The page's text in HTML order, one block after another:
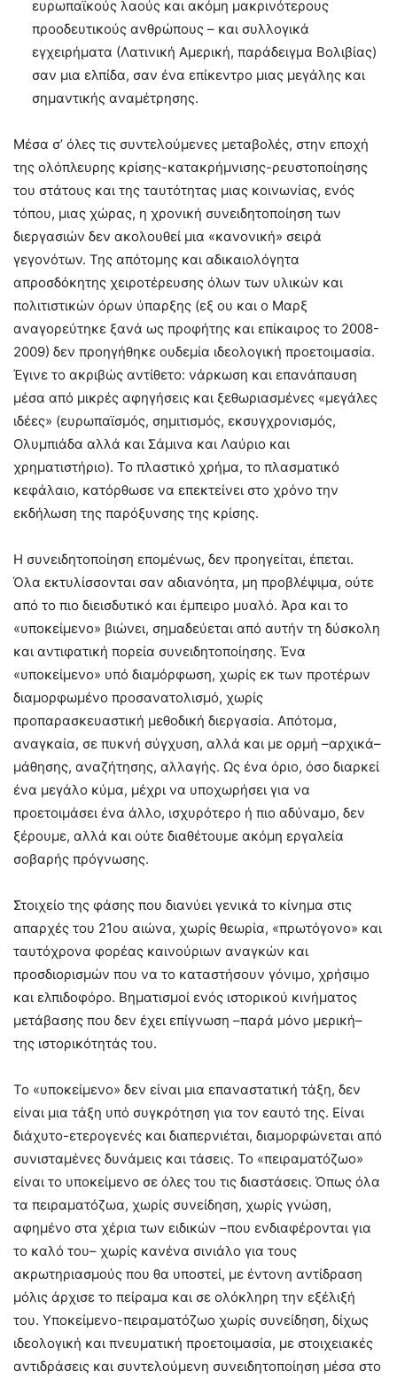
ευρωπαϊκούς λαούς και ακόμη μακρινότερους
προοδευτικούς ανθρώπους – και συλλογικά
εγχειρήματα (Λατινική Αμερική, παράδειγμα Βολιβίας)
σαν μια ελπίδα, σαν ένα επίκεντρο μιας μεγάλης και
σημαντικής αναμέτρησης.
Μέσα σ’ όλες τις συντελούμενες μεταβολές, στην εποχή
της ολόπλευρης κρίσης-κατακρήμνισης-ρευστοποίησης
του στάτους και της ταυτότητας μιας κοινωνίας, ενός
τόπου, μιας χώρας, η χρονική συνειδητοποίηση των
διεργασιών δεν ακολουθεί μια «κανονική» σειρά
γεγονότων. Της απότομης και αδικαιολόγητα
απροσδόκητης χειροτέρευσης όλων των υλικών και
πολιτιστικών όρων ύπαρξης (εξ ου και ο Μαρξ
αναγορεύτηκε ξανά ως προφήτης και επίκαιρος το 2008-
2009) δεν προηγήθηκε ουδεμία ιδεολογική προετοιμασία.
Έγινε το ακριβώς αντίθετο: νάρκωση και επανάπαυση
μέσα από μικρές αφηγήσεις και ξεθωριασμένες «μεγάλες
ιδέες» (ευρωπαϊσμός, σημιτισμός, εκσυγχρονισμός,
Ολυμπιάδα αλλά και Σάμινα και Λαύριο και
χρηματιστήριο). Το πλαστικό χρήμα, το πλασματικό
κεφάλαιο, κατόρθωσε να επεκτείνει στο χρόνο την
εκδήλωση της παρόξυνσης της κρίσης.
Η συνειδητοποίηση επομένως, δεν προηγείται, έπεται.
Όλα εκτυλίσσονται σαν αδιανόητα, μη προβλέψιμα, ούτε
από το πιο διεισδυτικό και έμπειρο μυαλό. Άρα και το
«υποκείμενο» βιώνει, σημαδεύεται από αυτήν τη δύσκολη
και αντιφατική πορεία συνειδητοποίησης. Ένα
«υποκείμενο» υπό διαμόρφωση, χωρίς εκ των προτέρων
διαμορφωμένο προσανατολισμό, χωρίς
προπαρασκευαστική μεθοδική διεργασία. Απότομα,
αναγκαία, σε πυκνή σύγχυση, αλλά και με ορμή –αρχικά–
μάθησης, αναζήτησης, αλλαγής. Ως ένα όριο, όσο διαρκεί
ένα μεγάλο κύμα, μέχρι να υποχωρήσει για να
προετοιμάσει ένα άλλο, ισχυρότερο ή πιο αδύναμο, δεν
ξέρουμε, αλλά και ούτε διαθέτουμε ακόμη εργαλεία
σοβαρής πρόγνωσης.
Στοιχείο της φάσης που διανύει γενικά το κίνημα στις
απαρχές του 21ου αιώνα, χωρίς θεωρία, «πρωτόγονο» και
ταυτόχρονα φορέας καινούριων αναγκών και
προσδιορισμών που να το καταστήσουν γόνιμο, χρήσιμο
και ελπιδοφόρο. Βηματισμοί ενός ιστορικού κινήματος
μετάβασης που δεν έχει επίγνωση –παρά μόνο μερική–
της ιστορικότητάς του.
Το «υποκείμενο» δεν είναι μια επαναστατική τάξη, δεν
είναι μια τάξη υπό συγκρότηση για τον εαυτό της. Είναι
διάχυτο-ετερογενές και διαπερνιέται, διαμορφώνεται από
συνισταμένες δυνάμεις και τάσεις. Το «πειραματόζωο»
είναι το υποκείμενο σε όλες του τις διαστάσεις. Όπως όλα
τα πειραματόζωα, χωρίς συνείδηση, χωρίς γνώση,
αφημένο στα χέρια των ειδικών –που ενδιαφέρονται για
το καλό του– χωρίς κανένα σινιάλο για τους
ακρωτηριασμούς που θα υποστεί, με έντονη αντίδραση
μόλις άρχισε το πείραμα και σε ολόκληρη την εξέλιξή
του. Υποκείμενο-πειραματόζωο χωρίς συνείδηση, δίχως
ιδεολογική και πνευματική προετοιμασία, με στοιχειακές
αντιδράσεις και συντελούμενη συνειδητοποίηση μέσα στο